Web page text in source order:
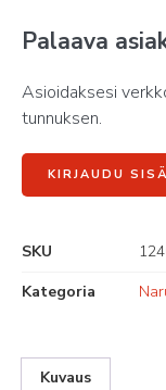
Palaava
Asioidaksesi
tunnuksen.
KIRJAUDU
SKU
Kategoria
Kuvaus